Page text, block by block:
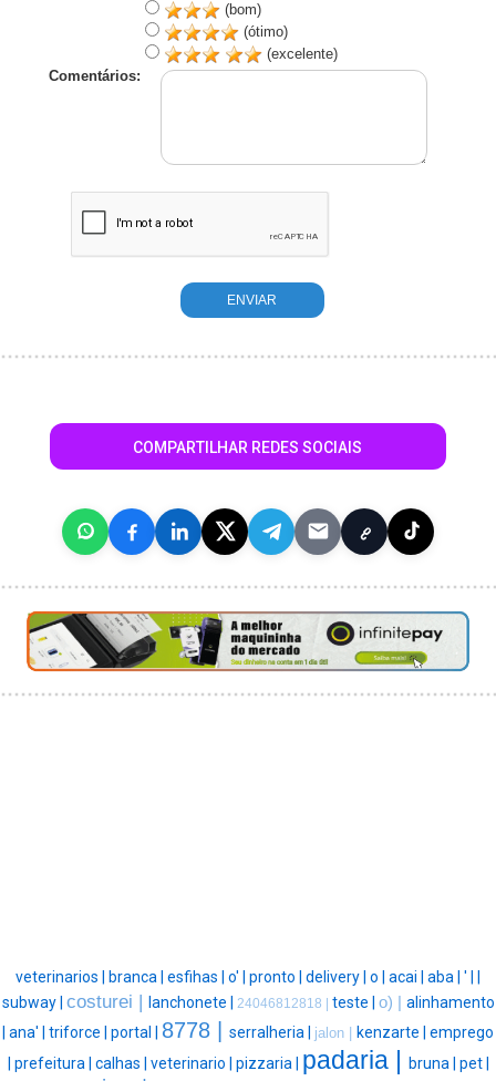
(bom)
(ótimo)
(excelente)
Comentários:
COMPARTILHAR REDES SOCIAIS
veterinarios | branca | esfihas | o' | pronto | delivery | o | acai | aba | ' |
subway | costurei | lanchonete | 24046812818 | teste | o) | alinhamento
ana' | triforce | portal | 8778 | serralheria | jalon | kenzarte | emprego
prefeitura | calhas | veterinario | pizzaria | padaria | bruna | pet |